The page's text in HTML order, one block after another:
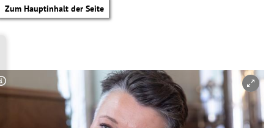
Zum Hauptinhalt der Seite
Copyright-Hinweis öffnen/schließen